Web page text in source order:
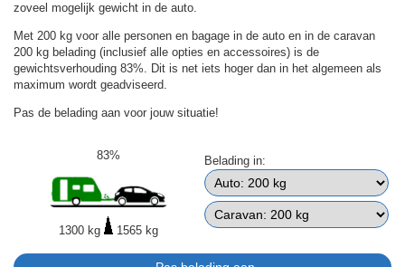
zoveel mogelijk gewicht in de auto.
Met 200 kg voor alle personen en bagage in de auto en in de caravan
200 kg belading (inclusief alle opties en accessoires) is de
gewichtsverhouding 83%. Dit is net iets hoger dan in het algemeen als
maximum wordt geadviseerd.
Pas de belading aan voor jouw situatie!
83%
1300 kg 1565 kg
Belading in: